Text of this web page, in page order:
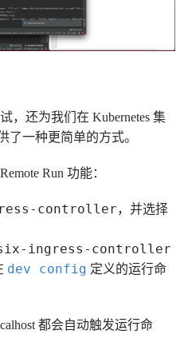
，还为我们在 Kubernetes 集
了一种更简单的方式。
Run 功能：
controller，并选择
ingress-controller
dev config 定义的运行命
都会自动触发运行命